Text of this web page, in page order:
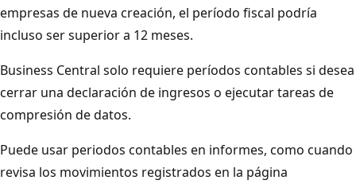
empresas de nueva creación, el período fiscal podría
incluso ser superior a 12 meses.
Business Central solo requiere períodos contables si desea
cerrar una declaración de ingresos o ejecutar tareas de
compresión de datos.
Puede usar periodos contables en informes, como cuando
revisa los movimientos registrados en la página